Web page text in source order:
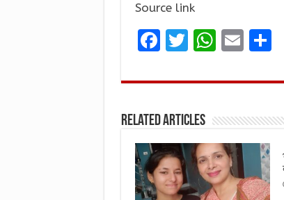
Source link
F
ce
o
o
k
T
it
r
W
at
A
p
p
E
ai
S
Related Articles